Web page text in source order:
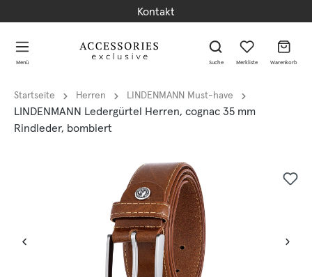
Kontakt
Menü Suche Merkliste Warenkorb
Startseite Herren LINDENMANN Must-have
LINDENMANN Ledergürtel Herren, cognac 35 mm
Rindleder, bombiert